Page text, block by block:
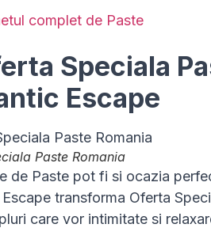
complet de Paste
Speciala
Escape
Paste Romania
de Paste pot fi si ocazia
transforma Oferta
care vor intimitate si